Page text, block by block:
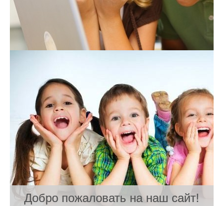
Добро пожаловать на наш сайт!
Добро пожаловать на наш сайт!
Добро пожаловать на наш сайт!